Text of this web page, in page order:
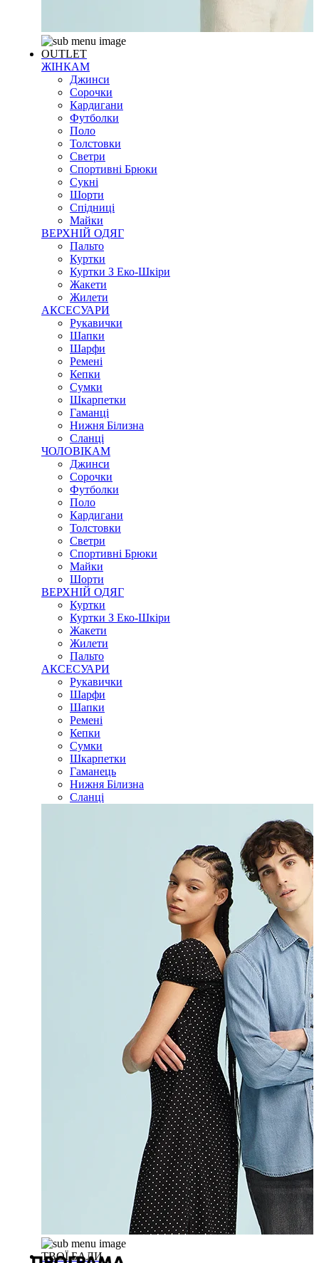
OUTLET
ЖІНКАМ
Джинси
Сорочки
Кардигани
Футболки
Поло
Толстовки
Светри
Спортивні Брюки
Сукні
Шорти
Спідниці
Майки
ВЕРХНІЙ ОДЯГ
Пальто
Куртки
Куртки З Еко-Шкіри
Жакети
Жилети
АКСЕСУАРИ
Рукавички
Шапки
Шарфи
Ремені
Кепки
Сумки
Шкарпетки
Гаманці
Нижня Білизна
Сланці
ЧОЛОВІКАМ
Джинси
Сорочки
Футболки
Поло
Кардигани
Толстовки
Светри
Спортивні Брюки
Майки
Шорти
ВЕРХНІЙ ОДЯГ
Куртки
Куртки З Еко-Шкіри
Жакети
Жилети
Пальто
АКСЕСУАРИ
Рукавички
Шарфи
Шапки
Ремені
Кепки
Сумки
Шкарпетки
Гаманець
Нижня Білизна
Сланці
ТВОЇ БАЛИ